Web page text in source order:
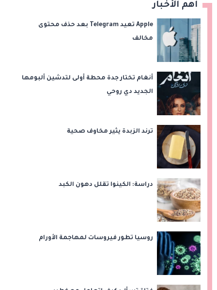
اهم الأخبار
Apple تعيد Telegram بعد حذف محتوى
مخالف
أنغام تختار جدة محطة أولى لتدشين ألبومها
الجديد دي روحي
ترند الزبدة يثير مخاوف صحية
دراسة: الكينوا تقلل دهون الكبد
روسيا تطور فيروسات لمهاجمة الأورام